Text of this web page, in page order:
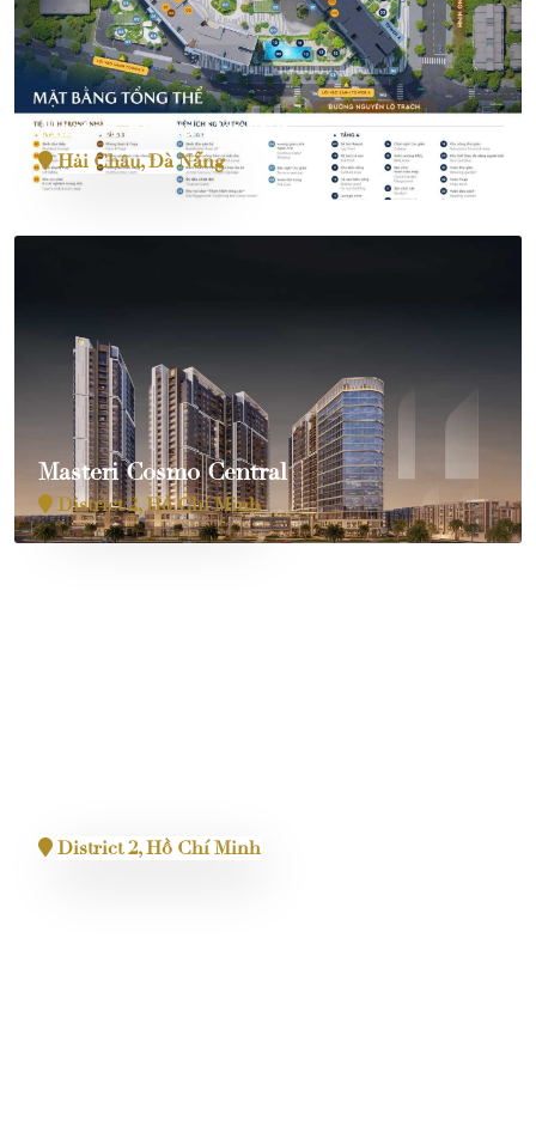
Masteri Rivera Danang
Hải Châu, Đà Nẵng
Masteri Cosmo Central
District 2, Hồ Chí Minh
District 2, Hồ Chí Minh